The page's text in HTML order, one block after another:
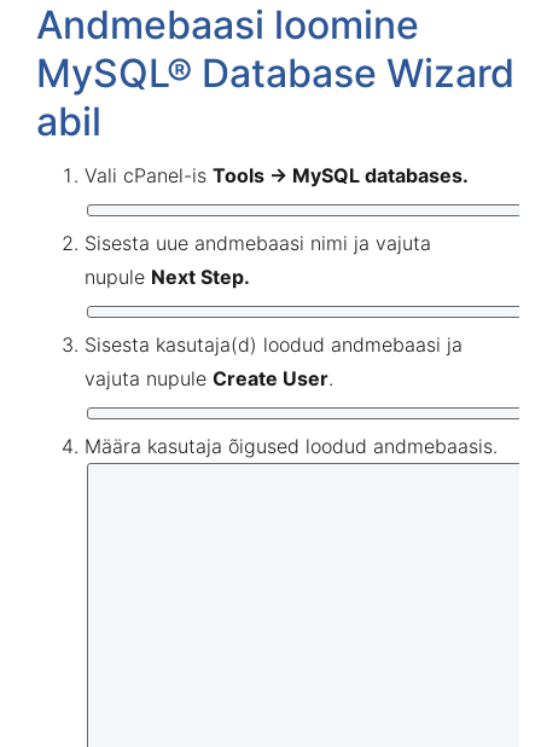
Andmebaasi loomine
MySQL® Database Wizard
abil
Vali cPanel-is Tools → MySQL databases.
Sisesta uue andmebaasi nimi ja vajuta
nupule Next Step.
Sisesta kasutaja(d) loodud andmebaasi ja
vajuta nupule Create User.
Määra kasutaja õigused loodud andmebaasis.